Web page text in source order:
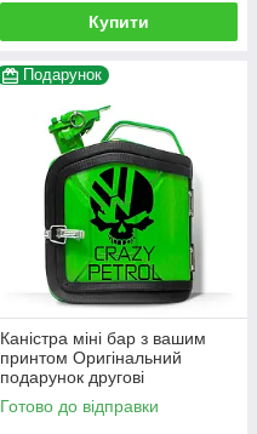
Купити
Подарунок
Каністра міні бар з вашим
принтом Оригінальний
подарунок другові
автовласнику автолюбителю
для гаража
Готово до відправки